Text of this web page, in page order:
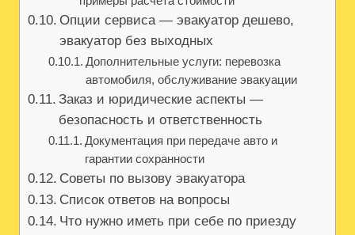
Опции сервиса — эвакуатор дешево,
эвакуатор без выходных
Дополнительные услуги: перевозка
автомобиля, обслуживание эвакуации
Заказ и юридические аспекты —
безопасность и ответственность
Документация при передаче авто и
гарантии сохранности
Советы по вызову эвакуатора
Список ответов на вопросы
Что нужно иметь при себе по приезду